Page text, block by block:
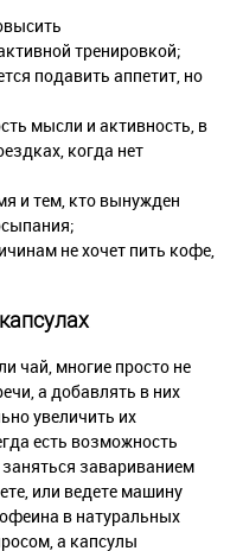
тренировкой;
подавить аппетит, но
мысли и активность, в
когда нет
и тем, кто вынужден
не хочет пить кофе,
чай, многие просто не
а добавлять в них
увеличить их
есть возможность
завариванием
или ведете машину
в натуральных
а капсулы